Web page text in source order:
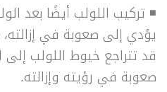
◾ تركيب اللولب أيضًا بعد
يؤدي إلى صعوبة في
قد تتراجع خيوط اللولب
صعوبة في رؤيته وإزالته.